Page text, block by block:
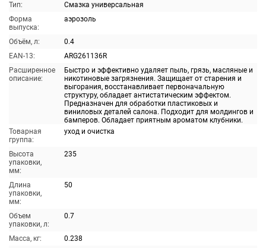
Тип:
Смазка универсальная
Форма
выпуска:
аэрозоль
Объём, л:
0.4
EAN-13:
ARG261136R
Расширенное
описание:
Быстро и эффективно удаляет пыль, грязь, масляные и
никотиновые загрязнения. Защищает от старения и
выгорания, восстанавливает первоначальную
структуру, обладает антистатическим эффектом.
Предназначен для обработки пластиковых и
виниловых деталей салона. Подходит для молдингов и
бамперов. Обладает приятным ароматом клубники.
Товарная
группа:
уход и очистка
Высота
упаковки,
мм:
235
Длина
упаковки,
мм:
50
Объем
упаковки, л:
0.7
Масса, кг:
0.238